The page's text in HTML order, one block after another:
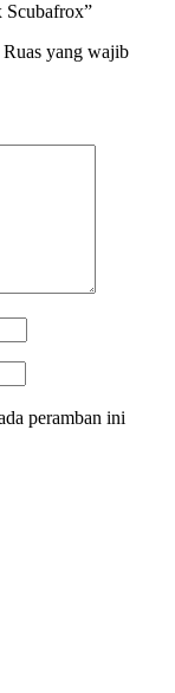
Ruas yang wajib
peramban ini